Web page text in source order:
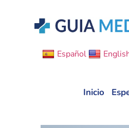
Español
Inicio